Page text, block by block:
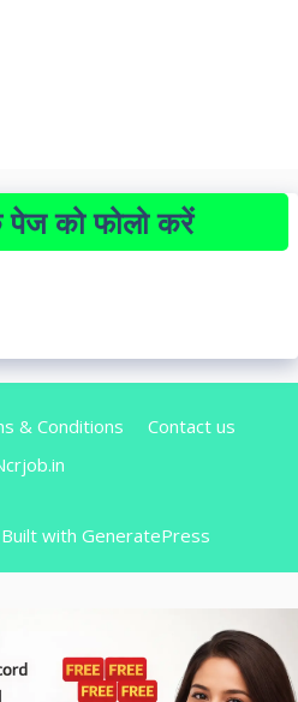
को फोलो करें
& Conditions
Contact us
Built with GeneratePress